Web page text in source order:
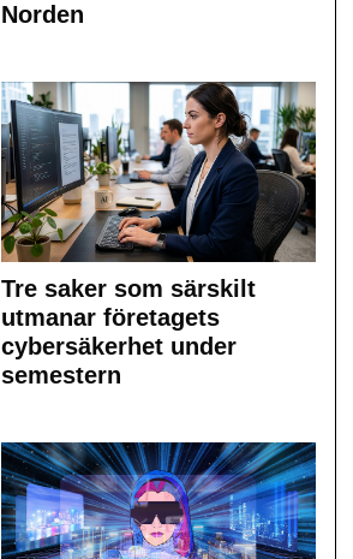
Norden
Tre saker som särskilt
utmanar företagets
cybersäkerhet under
semestern